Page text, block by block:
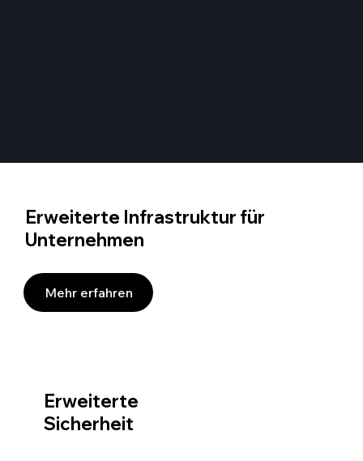
Erweiterte Infrastruktur für
Unternehmen
Mehr erfahren
Erweiterte
Sicherheit